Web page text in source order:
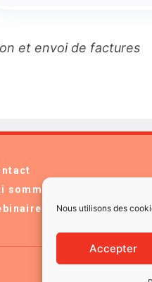
Nous utilisons des
Accepter
et envoi de factures
sommes-nous ?